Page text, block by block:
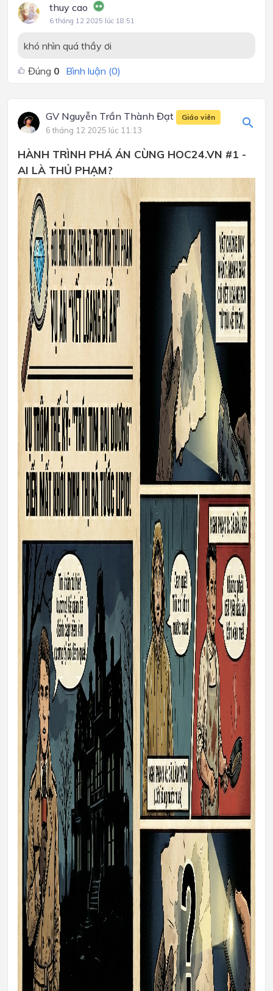
thuy cao
6 tháng 12 2025 lúc 18:51
khó nhìn quá thầy ơi
Đúng 0 Bình luận (0)
GV Nguyễn Trần Thành Đạt Giáo viên
6 tháng 12 2025 lúc 11:13
HÀNH TRÌNH PHÁ ÁN CÙNG HOC24.VN #1 -
AI LÀ THỦ PHẠM?